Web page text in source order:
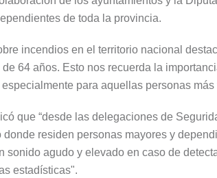
de toda la provincia.
incendios en el territorio nacional
64 años. Esto nos recuerda la
para aquellas personas
que “desde las delegaciones de
residen personas mayores y
sonido agudo y elevado en caso de
estadísticas".